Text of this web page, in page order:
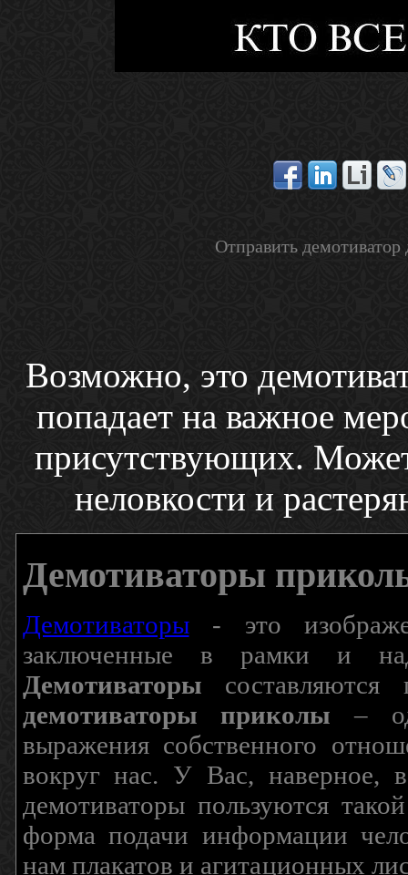
Отправить
Возможно, это
попадает на важное
присутствующих.
неловкости и
Демотиваторы
Демотиваторы- это
заключенные в рамки и
Демотиваторы составляются
демотиваторы приколы –
выражения собственного
вокруг нас. У Вас, наверное,
демотиваторы пользуются
форма подачи информации
нам плакатов и агитационных